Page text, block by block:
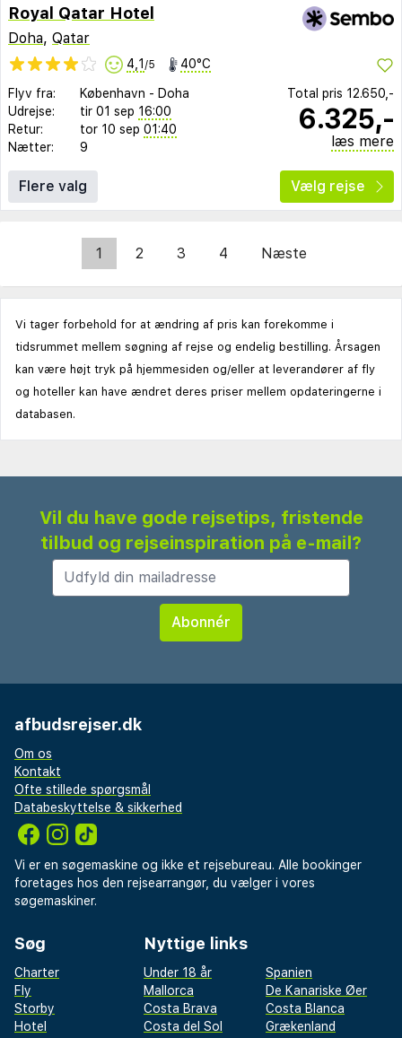
Royal Qatar Hotel
Doha, Qatar
4,1 /5 40°C
Flyv fra: København - Doha
Udrejse:
tir 01 sep 16:00
Retur:
tor 10 sep 01:40
Nætter:
9
Total pris 12.650,-
6.325,-
læs mere
Flere valg Vælg rejse
1 2 3 4 Næste
Vi tager forbehold for at ændring af pris kan forekomme i
tidsrummet mellem søgning af rejse og endelig bestilling. Årsagen
kan være højt tryk på hjemmesiden og/eller at leverandører af fly
og hoteller kan have ændret deres priser mellem opdateringerne i
databasen.
Vil du have gode rejsetips, fristende
tilbud og rejseinspiration på e-mail?
afbudsrejser.dk
Om os
Kontakt
Ofte stillede spørgsmål
Databeskyttelse & sikkerhed
Vi er en søgemaskine og ikke et rejsebureau. Alle bookinger
foretages hos den rejsearrangør, du vælger i vores
søgemaskiner.
Søg
Charter
Fly
Storby
Hotel
Nyttige links
Under 18 år
Spanien
Mallorca
De Kanariske Øer
Costa Brava
Costa Blanca
Costa del Sol
Grækenland